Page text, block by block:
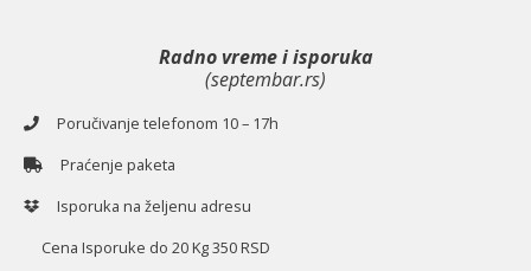
Radno vreme i isporuka
(septembar.rs)
Poručivanje telefonom 10 – 17h
Praćenje paketa
Isporuka na željenu adresu
Cena Isporuke do 20 Kg 350 RSD